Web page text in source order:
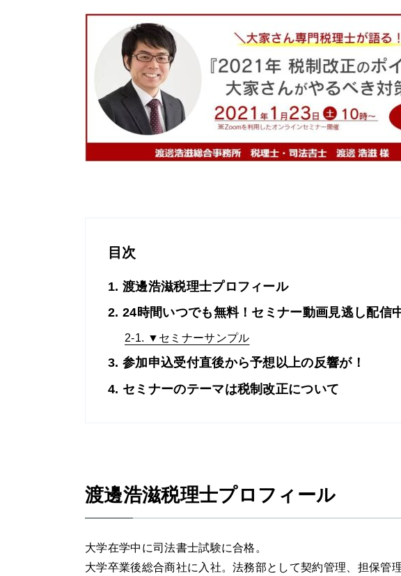
目次
1. 渡邊浩滋税理士プロフィール
2. 24時間いつでも無料！セミナー動画見逃し配信
2-1. ▼セミナーサンプル
3. 参加申込受付直後から予想以上の反響が！
4. セミナーのテーマは税制改正について
渡邊浩滋税理士プロフィール
大学在学中に司法書士試験に合格。
大学卒業後総合商社に入社。法務部として契約管理、担保管